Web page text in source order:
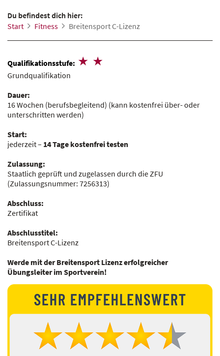
Du befindest dich hier:
Start
Fitness Breitensport C-Lizenz
Qualifikationsstufe:
Grundqualifikation
Dauer:
16 Wochen (berufsbegleitend) (kann kostenfrei über- oder
unterschritten werden)
Start:
jederzeit – 14 Tage kostenfrei testen
Zulassung:
Staatlich geprüft und zugelassen durch die ZFU
(Zulassungsnummer: 7256313)
Abschluss:
Zertifikat
Abschlusstitel:
Breitensport C-Lizenz
Werde mit der Breitensport Lizenz erfolgreicher
Übungsleiter im Sportverein!